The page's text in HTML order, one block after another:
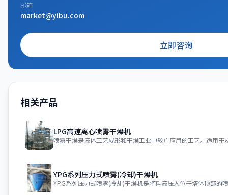
邮箱
market@yibu.com
立即咨询
相关产品
LPG高速离心喷雾干燥机
喷雾干燥是液体工艺成形和干燥工业中较广应用的工艺。适用于
YPG系列压力式喷雾(冷却)干燥机
YPG系列压力式喷雾(冷却)干燥机是将料液压入位于塔体顶部的